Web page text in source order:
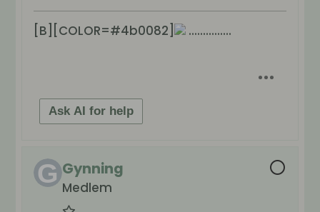
[B][COLOR=#4b0082] ...............
Ask AI for help
Gynning
Medlem